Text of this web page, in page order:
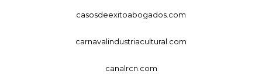
casosdeexitoabogados.com
carnavalindustriacultural.com
canalrcn.com